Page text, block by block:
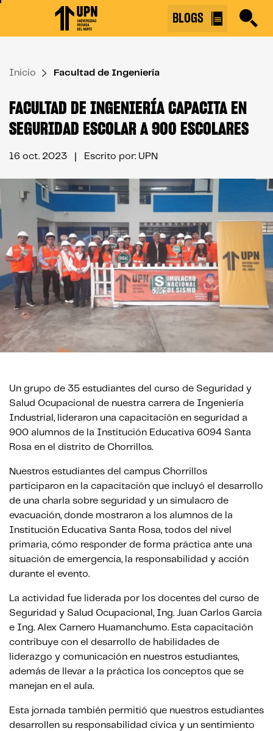
↷
BLOGS
Inicio Facultad de Ingeniería
FACULTAD DE INGENIERÍA CAPACITA EN
SEGURIDAD ESCOLAR A 900 ESCOLARES
16 oct. 2023 | Escrito por: UPN
Un grupo de 35 estudiantes del curso de Seguridad y
Salud Ocupacional de nuestra carrera de Ingeniería
Industrial, lideraron una capacitación en seguridad a
900 alumnos de la Institución Educativa 6094 Santa
Rosa en el distrito de Chorrillos.
Nuestros estudiantes del campus Chorrillos
participaron en la capacitación que incluyó el desarrollo
de una charla sobre seguridad y un simulacro de
evacuación, donde mostraron a los alumnos de la
Institución Educativa Santa Rosa, todos del nivel
primaria, cómo responder de forma práctica ante una
situación de emergencia, la responsabilidad y acción
durante el evento.
La actividad fue liderada por los docentes del curso de
Seguridad y Salud Ocupacional, Ing. Juan Carlos García
e Ing. Alex Carnero Huamanchumo. Esta capacitación
contribuye con el desarrollo de habilidades de
liderazgo y comunicación en nuestros estudiantes,
además de llevar a la práctica los conceptos que se
manejan en el aula.
Esta jornada también permitió que nuestros estudiantes
desarrollen su responsabilidad cívica y un sentimiento